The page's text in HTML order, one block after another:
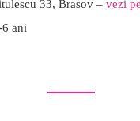
33, Brasov – vezi
6 ani